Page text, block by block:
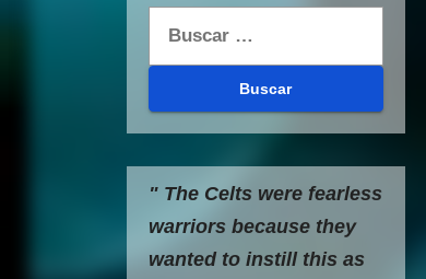
" The Celts were fearless
warriors because they
wanted to instill this as